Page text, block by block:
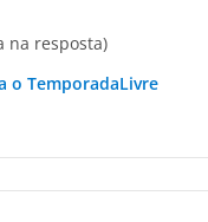
na resposta)
o TemporadaLivre